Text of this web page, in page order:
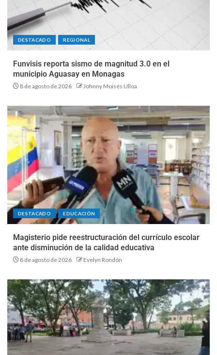
DESTACADO REGIONAL
Funvisis reporta sismo de magnitud 3.0 en el
municipio Aguasay en Monagas
8 de agosto de 2026 Johnny Moisés Ulloa
DESTACADO EDUCACIÓN
Magisterio pide reestructuración del currículo escolar
ante disminución de la calidad educativa
8 de agosto de 2026 Evelyn Rondón